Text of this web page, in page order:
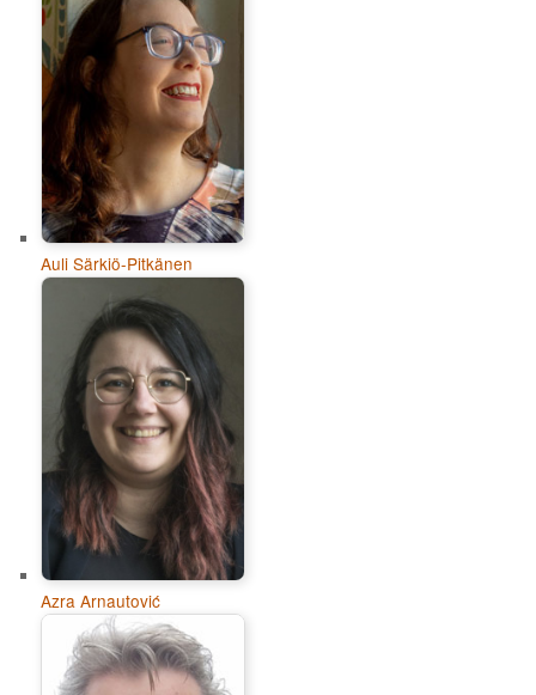
Auli Särkiö-Pitkänen
Azra Arnautović